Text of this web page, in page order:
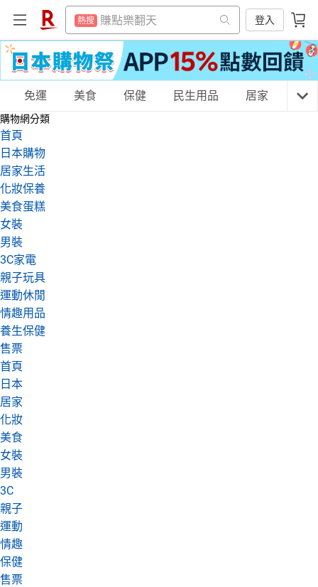
熱搜 賺點樂翻天
熱搜 299超取免運
熱搜 防颱專區
筆記型電腦
登入
熱搜 299超取免運
熱搜 防颱專區
熱搜 筆記型電腦
熱搜 行動電源
購物網分類
天天免運
女裝
免運 美食 保健 民生用品 居家 3C
購物網分類
首頁
日本購物
居家生活
化妝保養
美食蛋糕
女裝
男裝
3C家電
親子玩具
運動休閒
情趣用品
養生保健
售票
首頁
日本
居家
化妝
美食
女裝
男裝
3C
親子
運動
情趣
保健
售票